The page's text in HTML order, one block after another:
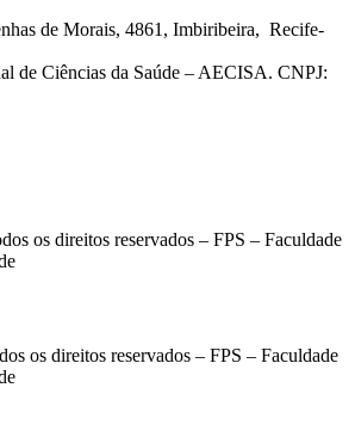
de Morais, 4861, Imbiribeira, Recife-
de Ciências da Saúde – AECISA. CNPJ:
os direitos reservados – FPS – Faculdade
os direitos reservados – FPS – Faculdade